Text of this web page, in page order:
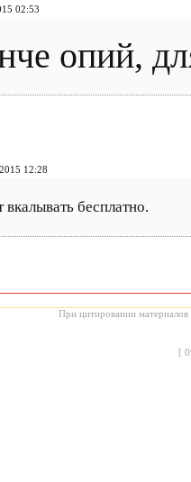
02:53
опий,
12:28
бесплатно.
При цитировании материалов
[